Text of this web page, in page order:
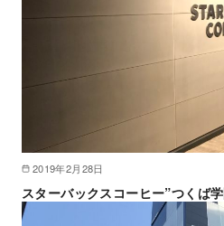
2019年2月28日
スターバックスコーヒー”つくば